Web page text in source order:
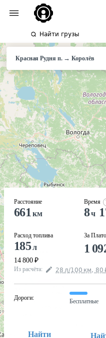
Найти грузы
Красная Рудня п.→Королёв
Расстояние
661 км
Расход топлива
185л
14 800 ₽
Время
8ч
За
1
Из расчёта: 28 л/100 км, 80
Дороги:
Бесплатные
Найти